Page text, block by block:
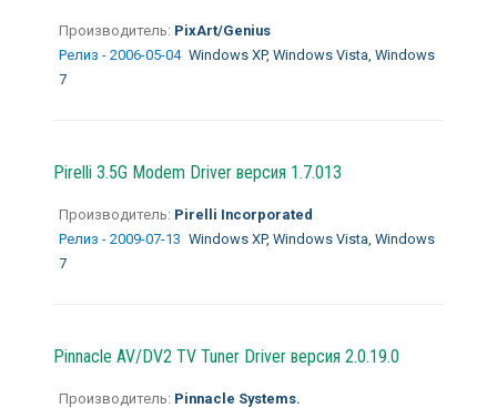
Производитель: PixArt/Genius
Релиз - 2006-05-04 Windows XP, Windows Vista, Windows
7
Pirelli 3.5G Modem Driver версия 1.7.013
Производитель: Pirelli Incorporated
Релиз - 2009-07-13 Windows XP, Windows Vista, Windows
7
Pinnacle AV/DV2 TV Tuner Driver версия 2.0.19.0
Производитель: Pinnacle Systems.